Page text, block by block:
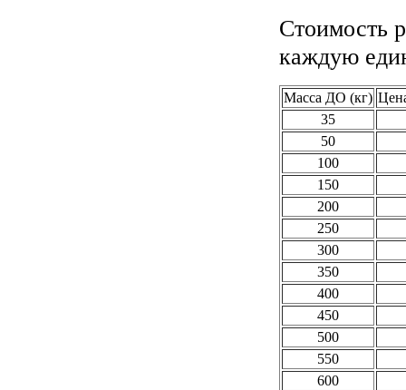
Стоимость
каждую
Масса ДО (кг)
35
50
100
150
200
250
300
350
400
450
500
550
600